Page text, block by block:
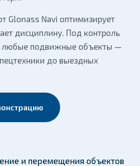
Glonass Navi оптимизирует
дисциплину. Под контроль
любые подвижные объекты —
до выездных
и перемещения объектов